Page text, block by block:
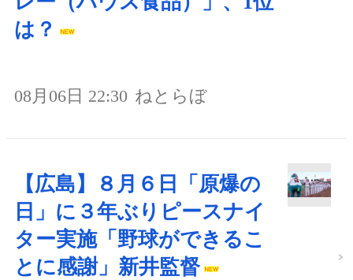
は？
08月06日 22:30 ねとらぼ
【広島】８月６日「原爆の
日」に３年ぶりピースナイ
ター実施「野球ができるこ
とに感謝」新井監督